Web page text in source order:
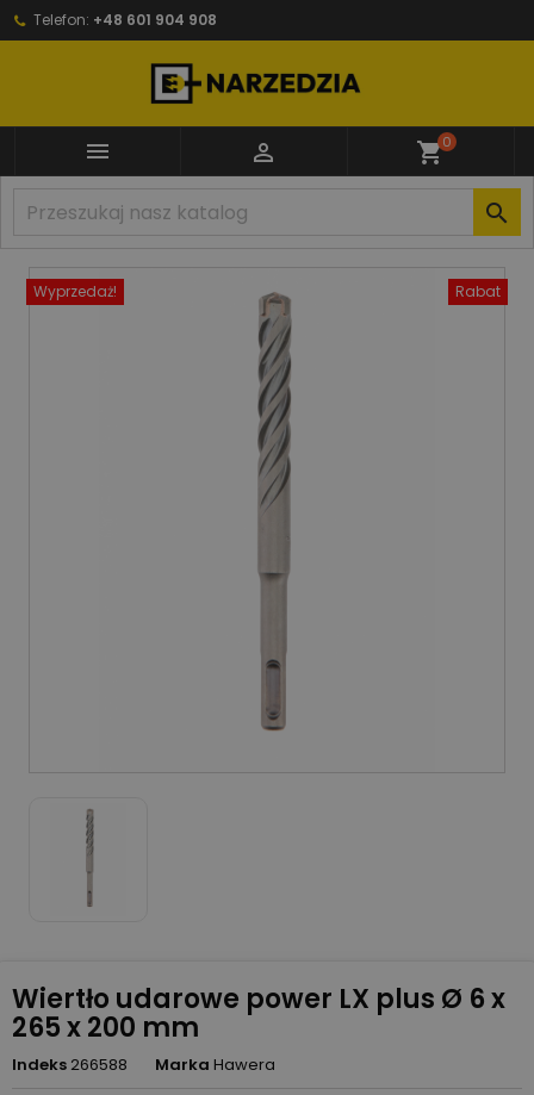
Telefon: +48 601 904 908
  shopping_cart0

Wyprzedaż! Rabat
Wiertło udarowe power LX plus Ø 6 x
265 x 200 mm
Indeks 266588 Marka Hawera